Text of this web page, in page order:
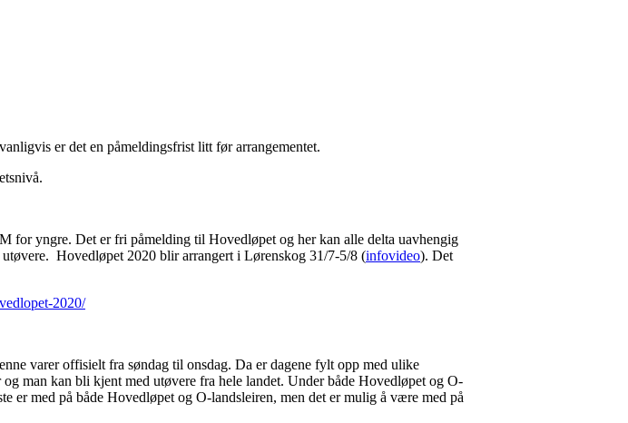
er det en påmeldingsfrist litt før arrangementet.
for yngre. Det er fri påmelding til Hovedløpet og her kan alle delta uavhengig
Hovedløpet 2020 blir arrangert i Lørenskog 31/7-5/8 (infovideo). Det
2020/
varer offisielt fra søndag til onsdag. Da er dagene fylt opp med ulike
man kan bli kjent med utøvere fra hele landet. Under både Hovedløpet og O-
er med på både Hovedløpet og O-landsleiren, men det er mulig å være med på